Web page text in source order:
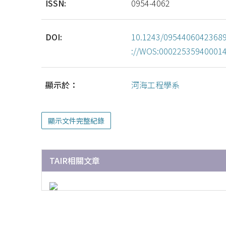
ISSN: 0954-4062
DOI:
10.1243/
://WOS:000225359400014
顯示於： 河海工程學系
顯示文件完整紀錄
TAIR相關文章